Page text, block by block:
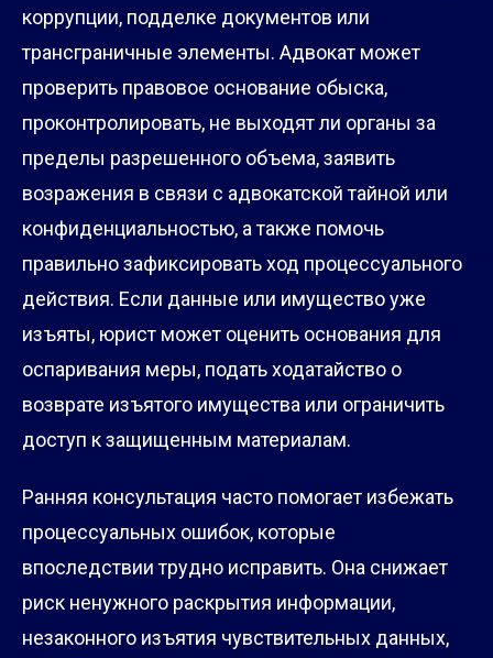
коррупции, подделке документов или
трансграничные элементы. Адвокат может
проверить правовое основание обыска,
проконтролировать, не выходят ли органы за
пределы разрешенного объема, заявить
возражения в связи с адвокатской тайной или
конфиденциальностью, а также помочь
правильно зафиксировать ход процессуального
действия. Если данные или имущество уже
изъяты, юрист может оценить основания для
оспаривания меры, подать ходатайство о
возврате изъятого имущества или ограничить
доступ к защищенным материалам.
Ранняя консультация часто помогает избежать
процессуальных ошибок, которые
впоследствии трудно исправить. Она снижает
риск ненужного раскрытия информации,
незаконного изъятия чувствительных данных,